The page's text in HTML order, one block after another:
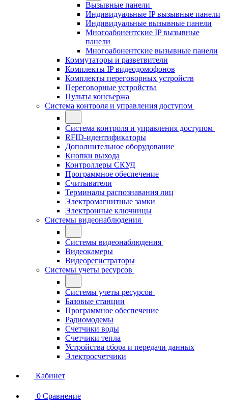
Вызывные панели
Индивидуальные IP вызывные панели
Индивидуальные вызывные панели
Многоабонентские IP вызывные
панели
Многоабонентские вызывные панели
Коммутаторы и разветвители
Комплекты IP видеодомофонов
Комплекты переговорных устройств
Переговорные устройства
Пульты консьержа
Система контроля и управления доступом
Система контроля и управления доступом
RFID-идентификаторы
Дополнительное оборудование
Кнопки выхода
Контроллеры СКУД
Программное обеспечение
Считыватели
Терминалы распознавания лиц
Электромагнитные замки
Электронные ключницы
Системы видеонаблюдения
Системы видеонаблюдения
Видеокамеры
Видеорегистраторы
Системы учеты ресурсов
Системы учеты ресурсов
Базовые станции
Программное обеспечение
Радиомодемы
Счетчики воды
Счетчики тепла
Устройства сбора и передачи данных
Электросчетчики
Кабинет
0 Сравнение